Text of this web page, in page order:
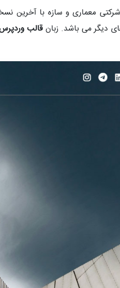
معماری و سازه با آخرین
دیگر می باشد. زبانقالب